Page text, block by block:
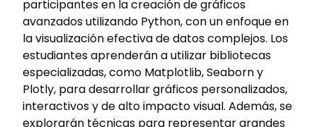
participantes en la creación de gráficos
avanzados utilizando Python, con un enfoque en
la visualización efectiva de datos complejos. Los
estudiantes aprenderán a utilizar bibliotecas
especializadas, como Matplotlib, Seaborn y
Plotly, para desarrollar gráficos personalizados,
interactivos y de alto impacto visual. Además, se
explorarán técnicas para representar grandes